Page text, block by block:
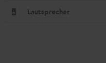
Lautsprecher